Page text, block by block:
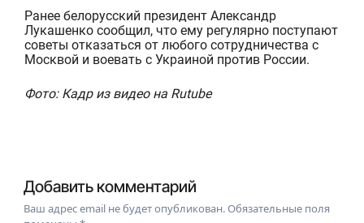
Ранее белорусский президентАлександр
Лукашенко сообщил, что ему регулярно поступают
советы отказаться от любого сотрудничества с
Москвой и воевать с Украиной против России.
Фото: Кадр из видео на Rutube
Добавить комментарий
Ваш адрес email не будет опубликован.Обязательные поля